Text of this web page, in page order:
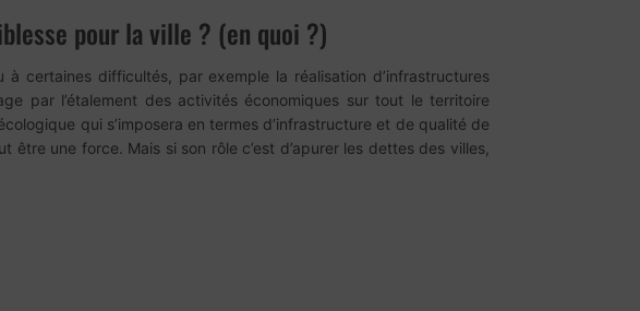
pour la ville ? (en quoi ?)
certaines difficultés, par exemple la réalisation d’infrastructures
par l’étalement des activités économiques sur tout le territoire
qui s’imposera en termes d’infrastructure et de qualité de
une force. Mais si son rôle c’est d’apurer les dettes des villes,